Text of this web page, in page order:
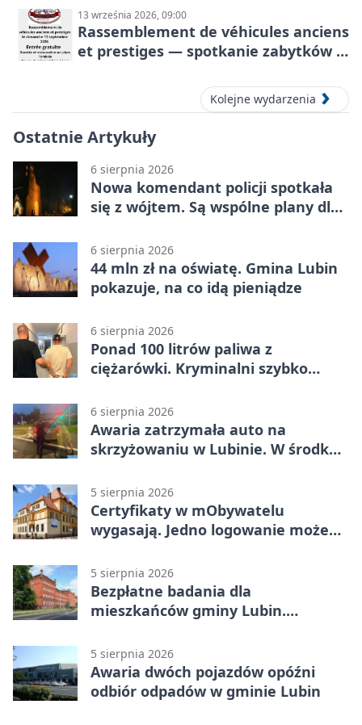
13 września 2026, 09:00
Rassemblement de véhicules anciens
et prestiges — spotkanie zabytków i
Kolejne wydarzenia
Ostatnie Artykuły
6 sierpnia 2026
Nowa komendant policji spotkała
się z wójtem. Są wspólne plany dla
6 sierpnia 2026
44 mln zł na oświatę. Gmina Lubin
pokazuje, na co idą pieniądze
6 sierpnia 2026
Ponad 100 litrów paliwa z
ciężarówki. Kryminalni szybko
6 sierpnia 2026
Awaria zatrzymała auto na
skrzyżowaniu w Lubinie. W środku
5 sierpnia 2026
Certyfikaty w mObywatelu
wygasają. Jedno logowanie może
5 sierpnia 2026
Bezpłatne badania dla
mieszkańców gminy Lubin.
5 sierpnia 2026
Awaria dwóch pojazdów opóźni
odbiór odpadów w gminie Lubin